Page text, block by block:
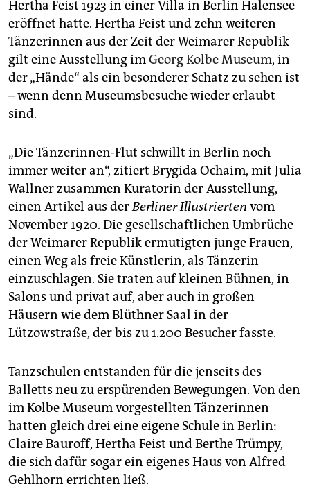
Hertha Feist 1923 in einer Villa in Berlin Halensee
eröffnet hatte. Hertha Feist und zehn weiteren
Tänzerinnen aus der Zeit der Weimarer Republik
gilt eine Ausstellung imGeorg Kolbe Museum, in
der „Hände“ als ein besonderer Schatz zu sehen ist
– wenn denn Museumsbesuche wieder erlaubt
sind.
„Die Tänzerinnen-Flut schwillt in Berlin noch
immer weiter an“, zitiert Brygida Ochaim, mit Julia
Wallner zusammen Kuratorin der Ausstellung,
einen Artikel aus derBerliner Illustrierten vom
November 1920. Die gesellschaftlichen Umbrüche
der Weimarer Republik ermutigten junge Frauen,
einen Weg als freie Künstlerin, als Tänzerin
einzuschlagen. Sie traten auf kleinen Bühnen, in
Salons und privat auf, aber auch in großen
Häusern wie dem Blüthner Saal in der
Lützowstraße, der bis zu 1.200 Besucher fasste.
Tanzschulen entstanden für die jenseits des
Balletts neu zu erspürenden Bewegungen. Von den
im Kolbe Museum vorgestellten Tänzerinnen
hatten gleich drei eine eigene Schule in Berlin:
Claire Bauroff, Hertha Feist und Berthe Trümpy,
die sich dafür sogar ein eigenes Haus von Alfred
Gehlhorn errichten ließ.